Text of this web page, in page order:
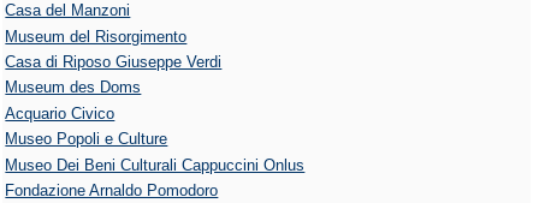
Casa del Manzoni
Museum del Risorgimento
Casa di Riposo Giuseppe Verdi
Museum des Doms
Acquario Civico
Museo Popoli e Culture
Museo Dei Beni Culturali Cappuccini Onlus
Fondazione Arnaldo Pomodoro